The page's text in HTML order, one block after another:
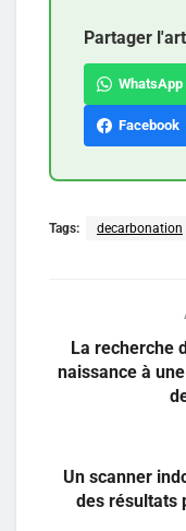
Partager
WhatsApp
Facebook
Tags: decarbonation
La recherche
naissance à
Un scanner
des résultats